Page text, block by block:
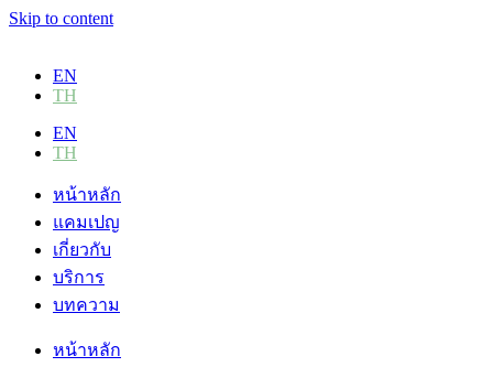
Skip to content
EN
TH
EN
TH
หน้าหลัก
แคมเปญ
เกี่ยวกับ
บริการ
บทความ
หน้าหลัก